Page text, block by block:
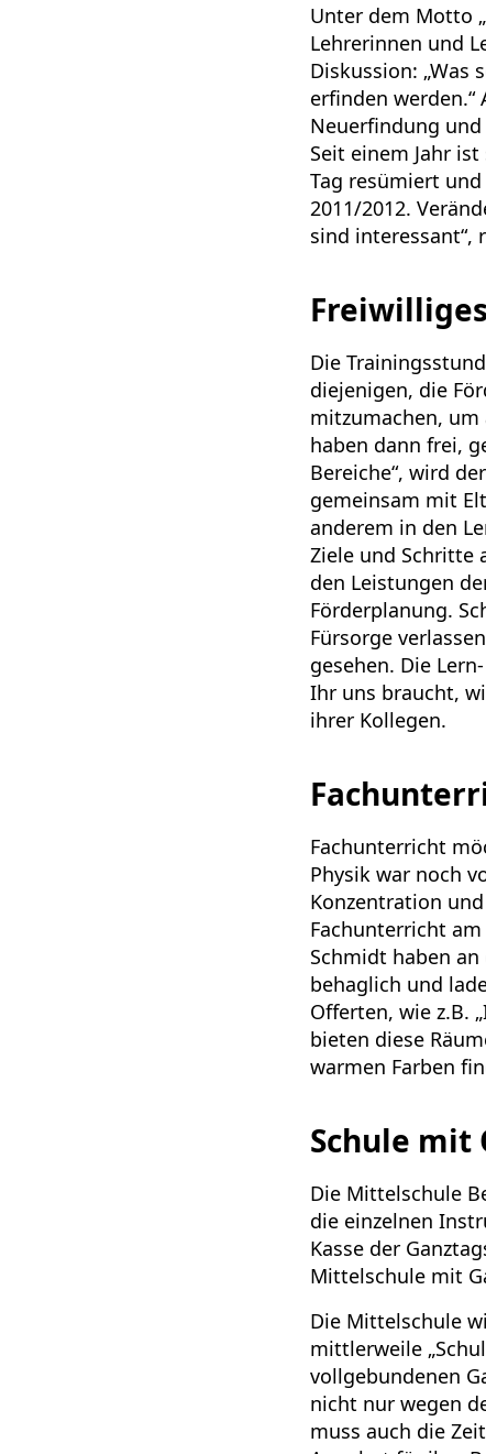
Unter dem Motto
Lehrerinnen und
Diskussion: „Was
erfinden werden.“
Neuerfindung
Seit einem Jahr
Tag resümiert
2011/2012.
sind interessant“,
Die
diejenigen, die
mitzumachen, um
haben dann frei,
Bereiche“, wird
gemeinsam mit
anderem in den
Ziele und Schritte
den Leistungen
Förderplanung.
Fürsorge
gesehen. Die
Ihr uns braucht,
ihrer Kollegen.
Fachunterricht
Physik war noch
Konzentration
Fachunterricht
Schmidt haben an
behaglich und
Offerten, wie z.B.
bieten diese
warmen Farben
Schule mit
Die Mittelschule
die einzelnen
Kasse der
Mittelschule mit
Die Mittelschule
mittlerweile
vollgebundenen
nicht nur wegen
muss auch die